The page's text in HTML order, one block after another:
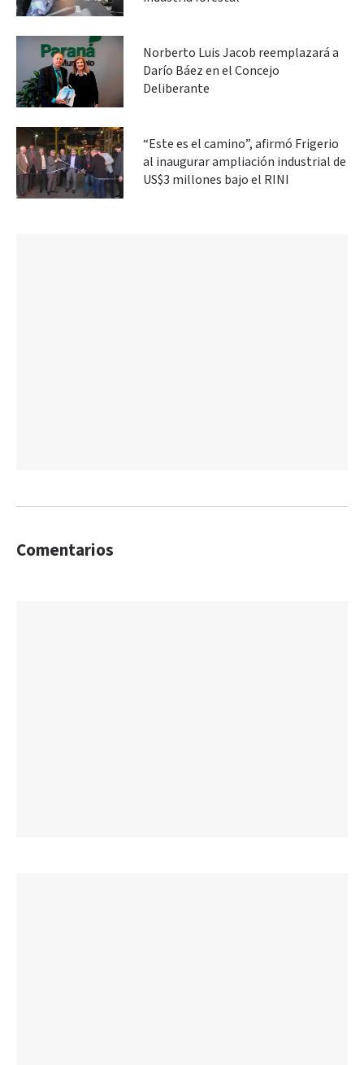
Norberto Luis Jacob reemplazará a
Darío Báez en el Concejo
Deliberante
“Este es el camino”, afirmó Frigerio
al inaugurar ampliación industrial de
US$3 millones bajo el RINI
Comentarios